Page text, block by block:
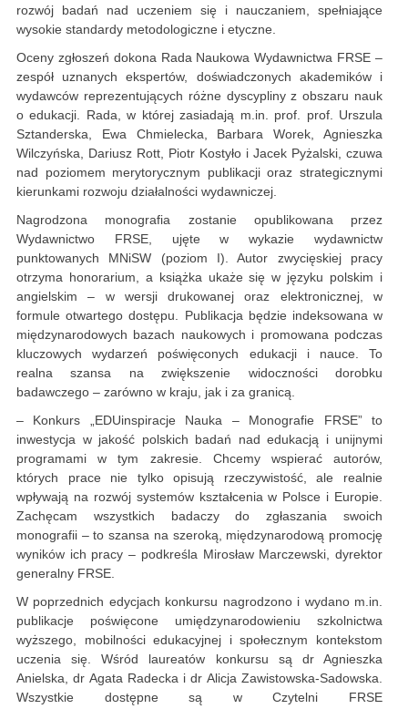
rozwój badań nad uczeniem się i nauczaniem, spełniające
wysokie standardy metodologiczne i etyczne.
Oceny zgłoszeń dokona Rada Naukowa Wydawnictwa FRSE –
zespół uznanych ekspertów, doświadczonych akademików i
wydawców reprezentujących różne dyscypliny z obszaru nauk
o edukacji. Rada, w której zasiadają m.in. prof. prof. Urszula
Sztanderska, Ewa Chmielecka, Barbara Worek, Agnieszka
Wilczyńska, Dariusz Rott, Piotr Kostyło i Jacek Pyżalski, czuwa
nad poziomem merytorycznym publikacji oraz strategicznymi
kierunkami rozwoju działalności wydawniczej.
Nagrodzona monografia zostanie opublikowana przez
Wydawnictwo FRSE, ujęte w wykazie wydawnictw
punktowanych MNiSW (poziom I). Autor zwycięskiej pracy
otrzyma honorarium, a książka ukaże się w języku polskim i
angielskim – w wersji drukowanej oraz elektronicznej, w
formule otwartego dostępu. Publikacja będzie indeksowana w
międzynarodowych bazach naukowych i promowana podczas
kluczowych wydarzeń poświęconych edukacji i nauce. To
realna szansa na zwiększenie widoczności dorobku
badawczego – zarówno w kraju, jak i za granicą.
– Konkurs „EDUinspiracje Nauka – Monografie FRSE” to
inwestycja w jakość polskich badań nad edukacją i unijnymi
programami w tym zakresie. Chcemy wspierać autorów,
których prace nie tylko opisują rzeczywistość, ale realnie
wpływają na rozwój systemów kształcenia w Polsce i Europie.
Zachęcam wszystkich badaczy do zgłaszania swoich
monografii – to szansa na szeroką, międzynarodową promocję
wyników ich pracy – podkreśla Mirosław Marczewski, dyrektor
generalny FRSE.
W poprzednich edycjach konkursu nagrodzono i wydano m.in.
publikacje poświęcone umiędzynarodowieniu szkolnictwa
wyższego, mobilności edukacyjnej i społecznym kontekstom
uczenia się. Wśród laureatów konkursu są dr Agnieszka
Anielska, dr Agata Radecka i dr Alicja Zawistowska-Sadowska.
Wszystkie dostępne są w Czytelni FRSE